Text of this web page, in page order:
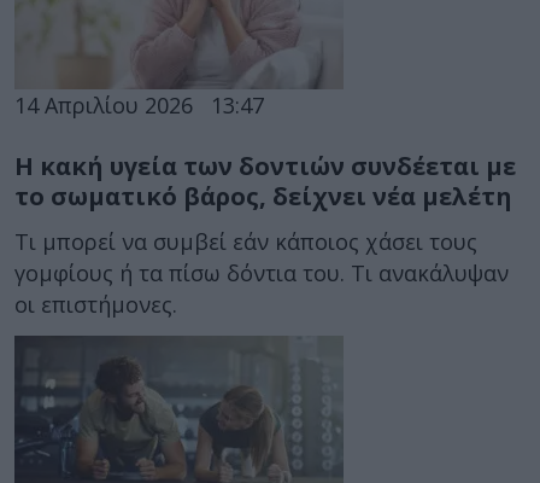
14 Απριλίου 2026 13:47
Η κακή υγεία των δοντιών συνδέεται με
το σωματικό βάρος, δείχνει νέα μελέτη
Τι μπορεί να συμβεί εάν κάποιος χάσει τους
γομφίους ή τα πίσω δόντια του. Τι ανακάλυψαν
οι επιστήμονες.